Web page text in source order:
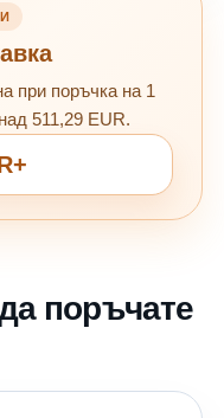
при поръчка на 1
511,29 EUR.
поръчате